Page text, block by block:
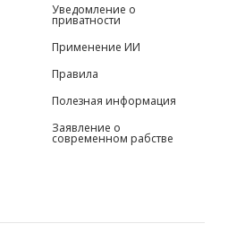
Уведомление о
приватности
Применение ИИ
Правила
Полезная информация
Заявление о
современном рабстве